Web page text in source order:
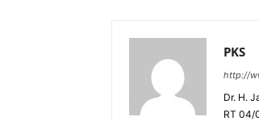
PKS
http://
Dr. H.
RT 04/